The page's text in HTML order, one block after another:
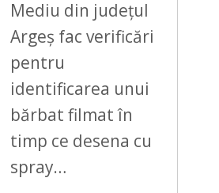
Mediu din județul
Argeș fac verificări
pentru
identificarea unui
bărbat filmat în
timp ce desena cu
spray…